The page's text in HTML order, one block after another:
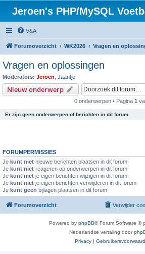
Jeroen's PHP/MySQL
V&A
Forumoverzicht WK2026 Vragen en
Vragen en oplossingen
Moderators: Jeroen Jaantje
Nieuw onderwerp
0 onderwerpen • Pagina 1
Er zijn geen onderwerpen of berichten in dit forum.
FORUMPERMISSIES
Je kunt niet nieuwe berichten plaatsen in dit forum
Je kunt niet reageren op onderwerpen in dit forum
Je kunt niet je eigen berichten wijzigen in dit forum
Je kunt niet je eigen berichten verwijderen in dit forum
Je kunt geen bijlagen plaatsen in dit forum
Forumoverzicht Verwijder
Powered by phpBB® Forum Software ©
Nederlandse vertaling door
Privacy |